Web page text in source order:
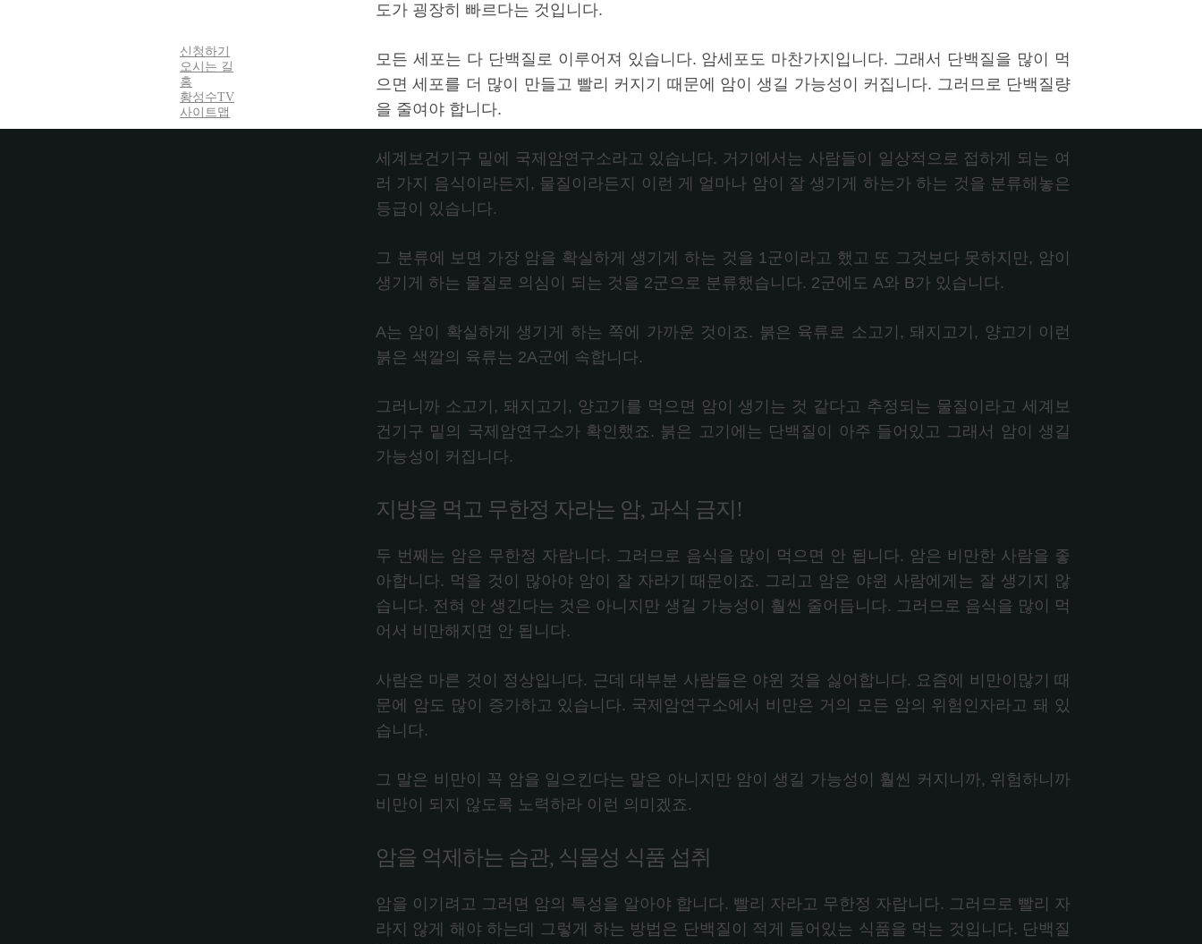
도가 굉장히 빠르다는 것입니다.
모든 세포는 다 단백질로 이루어져 있습니다. 암세포도 마찬가지입니다. 그래서 단백질을 많이 먹
으면 세포를 더 많이 만들고 빨리 커지기 때문에 암이 생길 가능성이 커집니다. 그러므로 단백질량
을 줄여야 합니다.
세계보건기구 밑에 국제암연구소라고 있습니다. 거기에서는 사람들이 일상적으로 접하게 되는 여
러 가지 음식이라든지, 물질이라든지 이런 게 얼마나 암이 잘 생기게 하는가 하는 것을 분류해놓은
등급이 있습니다.
그 분류에 보면 가장 암을 확실하게 생기게 하는 것을 1군이라고 했고 또 그것보다 못하지만, 암이
생기게 하는 물질로 의심이 되는 것을 2군으로 분류했습니다. 2군에도 A와 B가 있습니다.
A는 암이 확실하게 생기게 하는 쪽에 가까운 것이죠. 붉은 육류로 소고기, 돼지고기, 양고기 이런
붉은 색깔의 육류는 2A군에 속합니다.
그러니까 소고기, 돼지고기, 양고기를 먹으면 암이 생기는 것 같다고 추정되는 물질이라고 세계보
건기구 밑의 국제암연구소가 확인했죠. 붉은 고기에는 단백질이 아주 들어있고 그래서 암이 생길
가능성이 커집니다.
지방을 먹고 무한정 자라는 암, 과식 금지!
두 번째는 암은 무한정 자랍니다. 그러므로 음식을 많이 먹으면 안 됩니다. 암은 비만한 사람을 좋
아합니다. 먹을 것이 많아야 암이 잘 자라기 때문이죠. 그리고 암은 야윈 사람에게는 잘 생기지 않
습니다. 전혀 안 생긴다는 것은 아니지만 생길 가능성이 훨씬 줄어듭니다. 그러므로 음식을 많이 먹
어서 비만해지면 안 됩니다.
사람은 마른 것이 정상입니다. 근데 대부분 사람들은 야윈 것을 싫어합니다. 요즘에 비만이많기 때
문에 암도 많이 증가하고 있습니다. 국제암연구소에서 비만은 거의 모든 암의 위험인자라고 돼 있
습니다.
그 말은 비만이 꼭 암을 일으킨다는 말은 아니지만 암이 생길 가능성이 훨씬 커지니까, 위험하니까
비만이 되지 않도록 노력하라 이런 의미겠죠.
암을 억제하는 습관, 식물성 식품 섭취
암을 이기려고 그러면 암의 특성을 알아야 합니다. 빨리 자라고 무한정 자랍니다. 그러므로 빨리 자
라지 않게 해야 하는데 그렇게 하는 방법은 단백질이 적게 들어있는 식품을 먹는 것입니다. 단백질
신청하기
오시는 길
홈
황성수TV
사이트맵